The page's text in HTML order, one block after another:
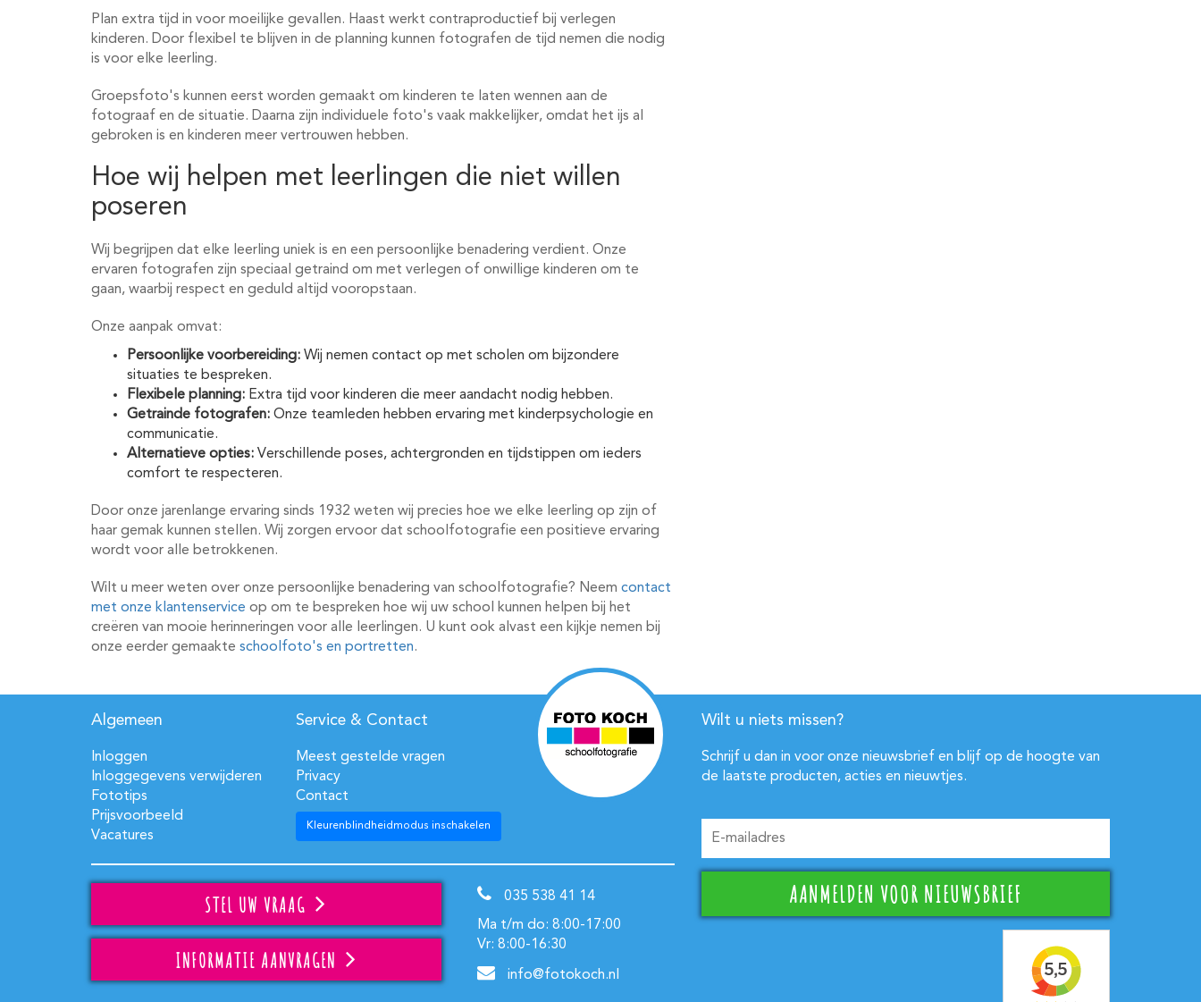
Plan extra tijd in voor moeilijke gevallen. Haast werkt contraproductief bij verlegen
kinderen. Door flexibel te blijven in de planning kunnen fotografen de tijd nemen die nodig
is voor elke leerling.
Groepsfoto's kunnen eerst worden gemaakt om kinderen te laten wennen aan de
fotograaf en de situatie. Daarna zijn individuele foto's vaak makkelijker, omdat het ijs al
gebroken is en kinderen meer vertrouwen hebben.
Hoe wij helpen met leerlingen die niet willen
poseren
Wij begrijpen dat elke leerling uniek is en een persoonlijke benadering verdient. Onze
ervaren fotografen zijn speciaal getraind om met verlegen of onwillige kinderen om te
gaan, waarbij respect en geduld altijd vooropstaan.
Onze aanpak omvat:
Persoonlijke voorbereiding: Wij nemen contact op met scholen om bijzondere
situaties te bespreken.
Flexibele planning: Extra tijd voor kinderen die meer aandacht nodig hebben.
Getrainde fotografen: Onze teamleden hebben ervaring met kinderpsychologie en
communicatie.
Alternatieve opties: Verschillende poses, achtergronden en tijdstippen om ieders
comfort te respecteren.
Door onze jarenlange ervaring sinds 1932 weten wij precies hoe we elke leerling op zijn of
haar gemak kunnen stellen. Wij zorgen ervoor dat schoolfotografie een positieve ervaring
wordt voor alle betrokkenen.
Wilt u meer weten over onze persoonlijke benadering van schoolfotografie? Neem contact
met onze klantenservice op om te bespreken hoe wij uw school kunnen helpen bij het
creëren van mooie herinneringen voor alle leerlingen. U kunt ook alvast een kijkje nemen bij
onze eerder gemaakte schoolfoto's en portretten.
Algemeen
Inloggen
Inloggegevens verwijderen
Fototips
Prijsvoorbeeld
Vacatures
Service & Contact
Meest gestelde vragen
Privacy
Contact
Kleurenblindheidmodus inschakelen
Wilt u niets missen?
Schrijf u dan in voor onze nieuwsbrief en blijf op de hoogte van
de laatste producten, acties en nieuwtjes.
STEL UW VRAAG
INFORMATIE AANVRAGEN
035 538 41 14
Ma t/m do: 8:00-17:00
Vr: 8:00-16:30
info@fotokoch.nl